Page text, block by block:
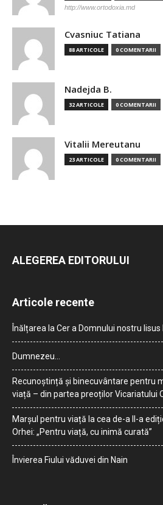
http://www.ortodoxia.md
Cvasniuc Tatiana
88 ARTICOLE 0 COMENTARII
Nadejda B.
32 ARTICOLE 0 COMENTARII
Vitalii Mereutanu
23 ARTICOLE 0 COMENTARII
ALEGEREA EDITORULUI
Articole recente
Înălțarea la Cer a Domnului nostru Iisus
Dumnezeu…
Recunoștință și binecuvântare pentru
viață – din partea preoților Vicariatului
Marșul pentru viață la cea de-a II-a
Orhei: „Pentru viață, cu inimă curată”
Învierea Fiului văduvei din Nain